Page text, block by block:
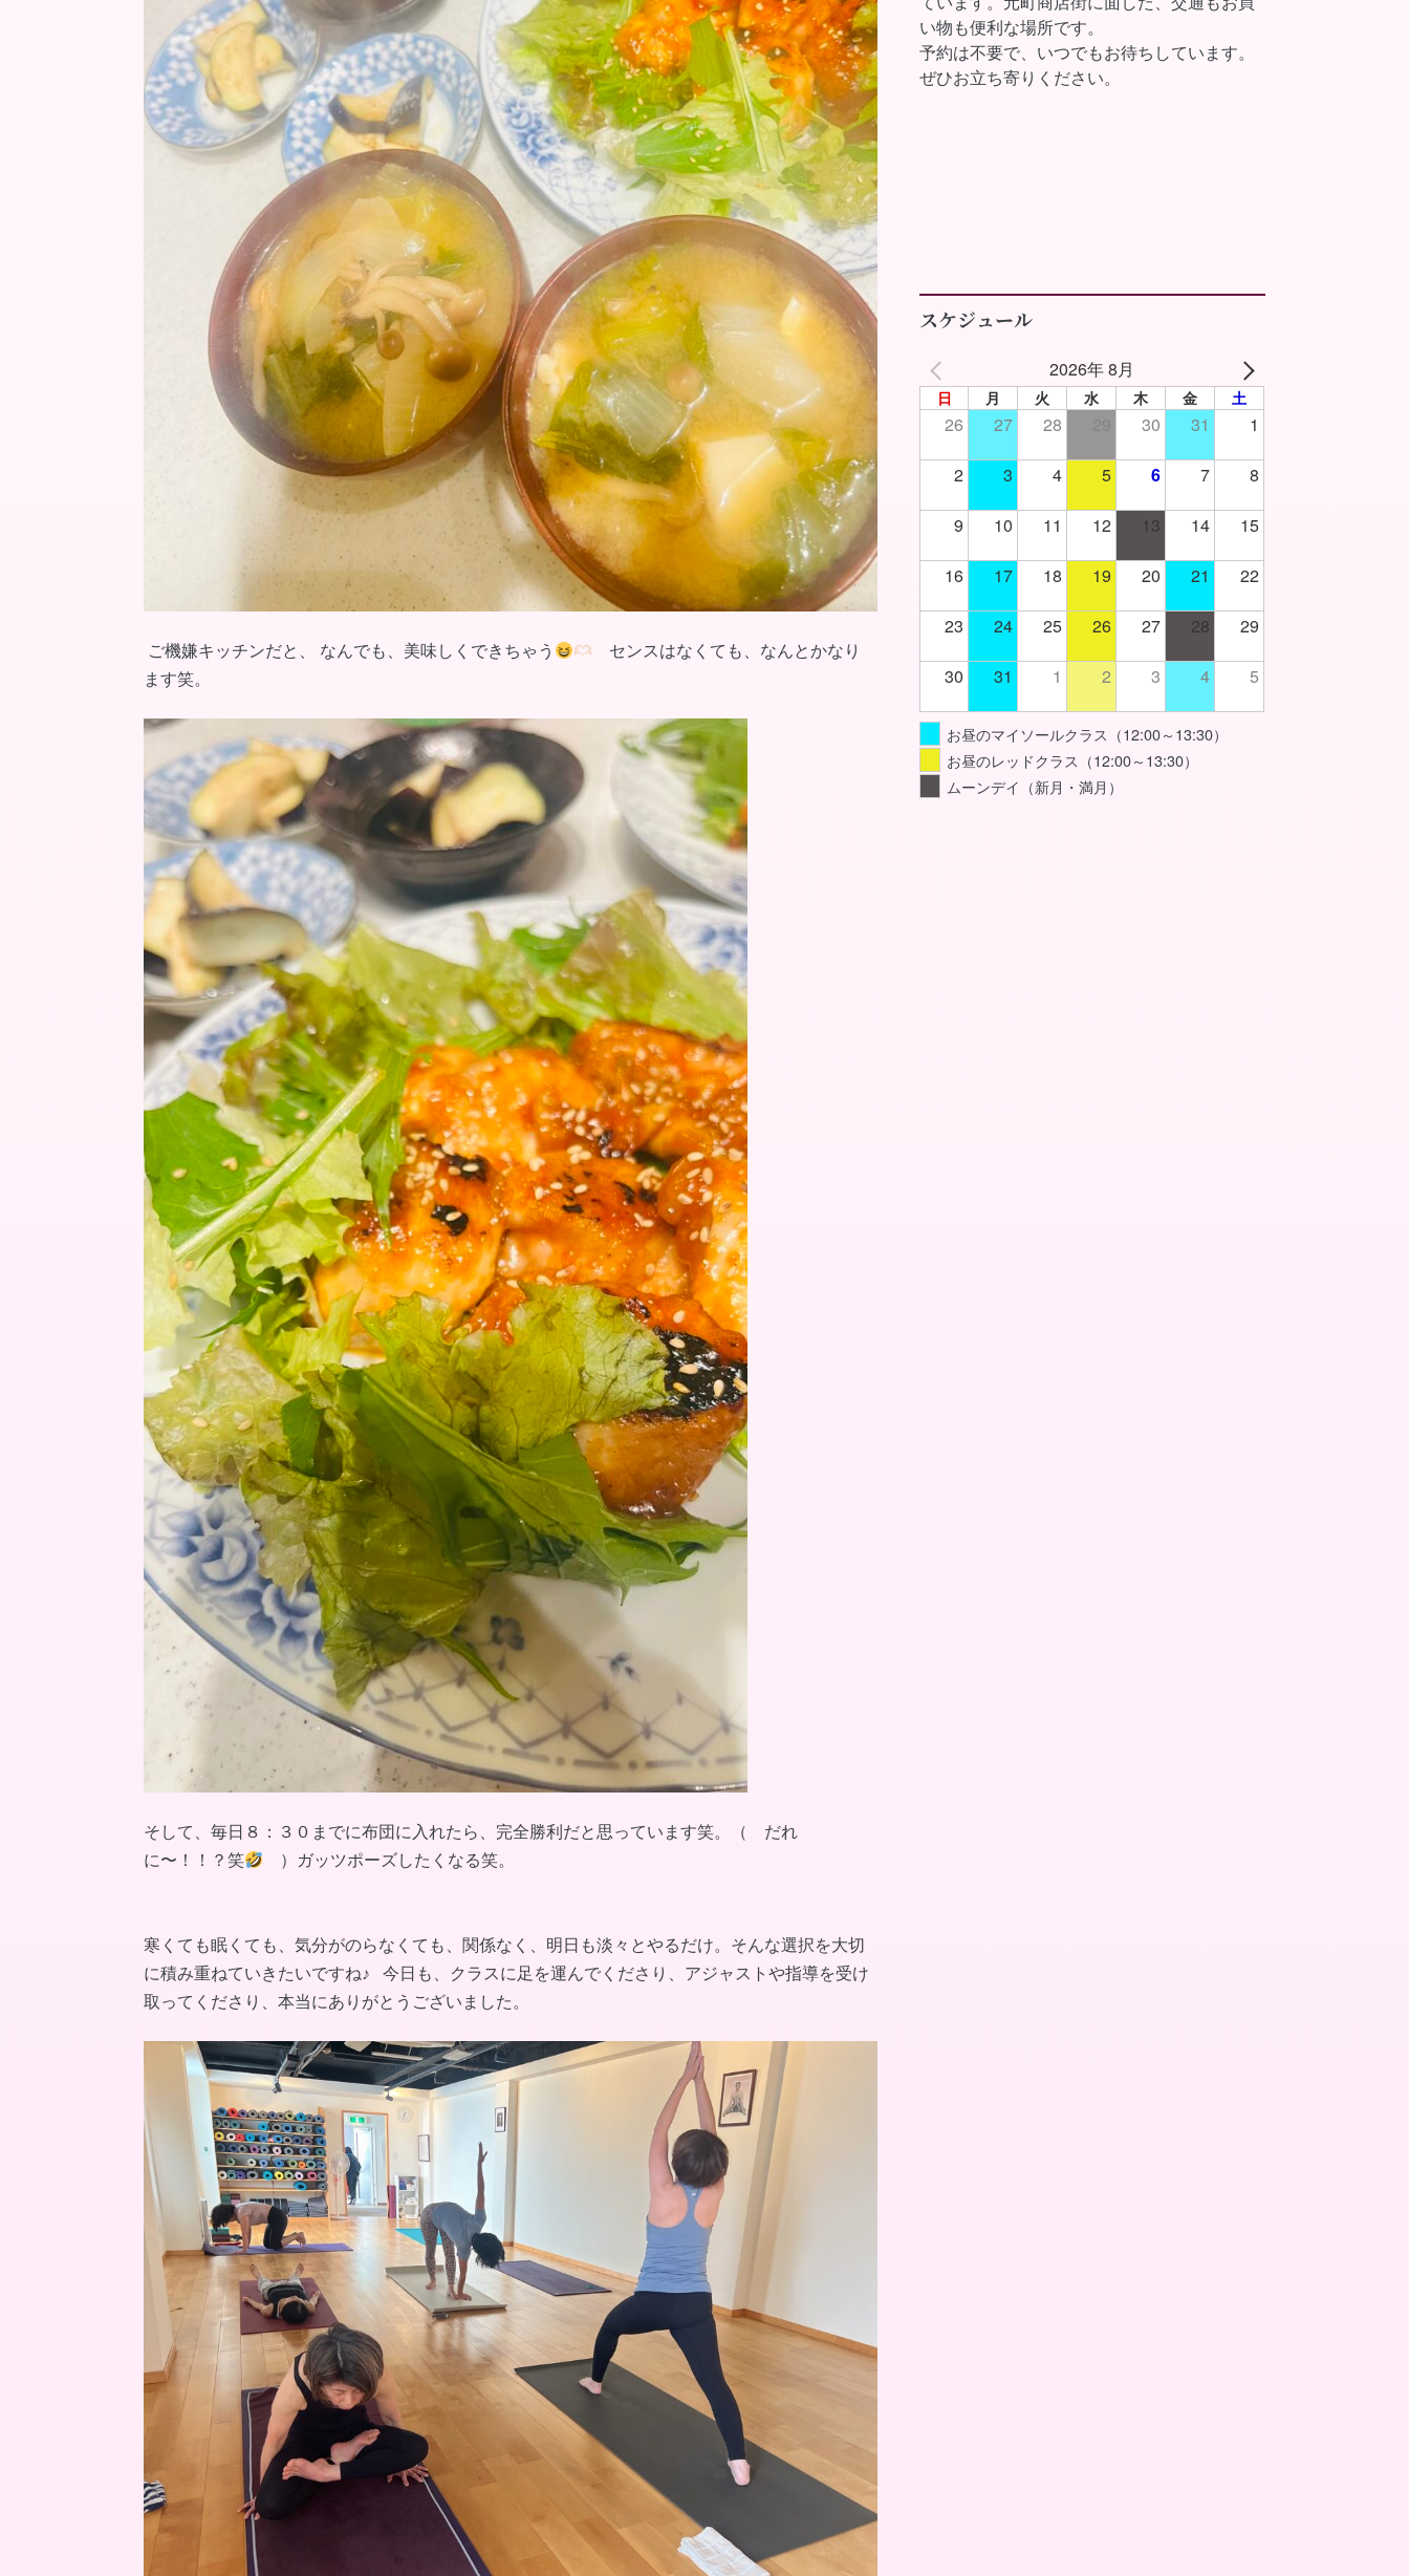
ご機嫌キッチンだと、 なんでも、美味しくできちゃう
センスはなくても、なんとかなり
ます笑。
そして、毎日８：３０までに布団に入れたら、完全勝利だと思っています笑。（ だれ
に〜！！？笑
）ガッツポーズしたくなる笑。
寒くても眠くても、気分がのらなくても、関係なく、明日も淡々とやるだけ。そんな選択を大切
に積み重ねていきたいですね♪ 今日も、クラスに足を運んでくださり、アジャストや指導を受け
取ってくださり、本当にありがとうございました。
い物も便利な場所です。
予約は不要で、いつでもお待ちしています。
ぜひお立ち寄りください。
スケジュール
2026年 8月
日 月 火 水 木 金 土
26 27 28 30 31 1
2 3 4 5 6 7 8
9 10 11 12 13 14 15
16 17 18 19 20 21 22
23 24 25 26 27 28 29
30 31 1 2 3 4 5
お昼のマイソールクラス（12:00～13:30）
お昼のレッドクラス（12:00～13:30）
ムーンデイ（新月・満月）